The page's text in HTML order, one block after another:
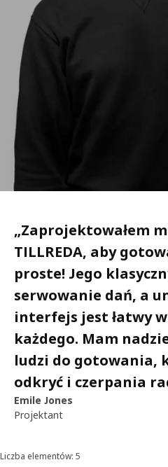
„Zaprojektowałem
TILLREDA, aby
proste! Jego
serwowanie dań, a
interfejs jest łatwy w
każdego. Mam
ludzi do gotowania,
odkryć i czerpania
Emile Jones
Projektant
Sortowanie i
Liczba elementów: 5